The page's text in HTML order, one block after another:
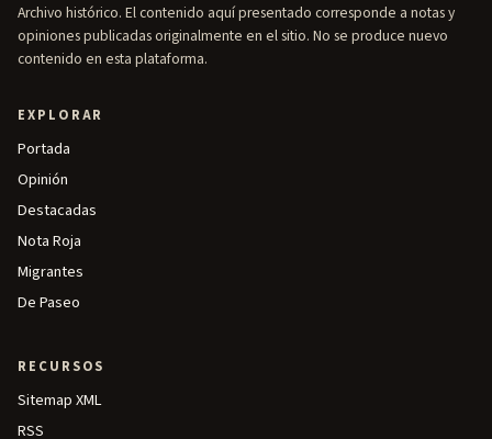
Archivo histórico. El contenido aquí presentado corresponde a notas y
opiniones publicadas originalmente en el sitio. No se produce nuevo
contenido en esta plataforma.
EXPLORAR
Portada
Opinión
Destacadas
Nota Roja
Migrantes
De Paseo
RECURSOS
Sitemap XML
RSS